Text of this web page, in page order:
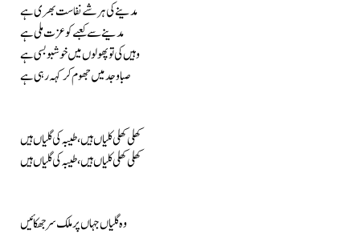
مدینے کی ہر شے نفاست بھری ہے
مدینے سے کعبے کو عزت ملی ہے
وہیں کی تو پھولوں میں خوشبو بسی ہے
صبا وجد میں جھوم کر کہہ رہی ہے
کھلی کھلی کلیاں ہیں، طیبہ کی گلیاں ہیں
کھلی کھلی کلیاں ہیں، طیبہ کی گلیاں ہیں
وہ گلیاں جہاں پر ملک سر جھکائیں